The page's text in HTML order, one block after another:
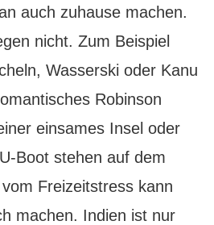
auch zuhause machen.
nicht. Zum Beispiel
Wasserski oder Kanu
Robinson
einsames Insel oder
Boot stehen auf dem
Freizeitstress kann
machen. Indien ist nur